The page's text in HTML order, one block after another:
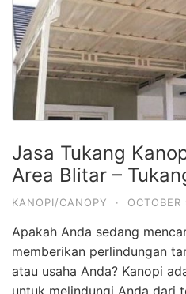
Jasa Tukang
Area Blitar –
KANOPI/CANOPY ·
Apakah Anda sedang
memberikan perlindungan
atau usaha Anda? Kanopi
untuk melindungi Anda dari